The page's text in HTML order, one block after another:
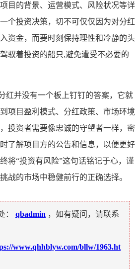
目的背景、运营模式、风险状况等详
个投资决策，切不可仅仅因为对分红
资金，而要时刻保持理性和冷静的头
驭着投资的船只,避免遭受不必要的
红并没有一个板上钉钉的答案，它就
项目盈利模式、分红政策、市场环境
投资者需要像忠诚的守望者一样，密
了解项目方的公告和信息，以便更好
将“投资有风险”这句话铭记于心，谨
战的市场中稳健前行的正确选择。
： qbadmin ，如有疑问，请联系
www.qhhblyw.com/bllw/1963.ht